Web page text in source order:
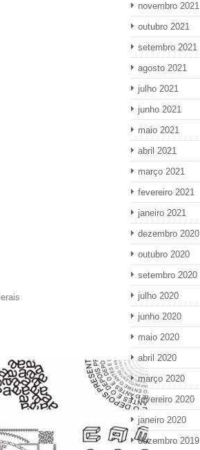
novembro 2021
outubro 2021
setembro 2021
agosto 2021
julho 2021
junho 2021
maio 2021
abril 2021
março 2021
fevereiro 2021
janeiro 2021
dezembro 2020
outubro 2020
setembro 2020
julho 2020
junho 2020
maio 2020
abril 2020
março 2020
fevereiro 2020
janeiro 2020
dezembro 2019